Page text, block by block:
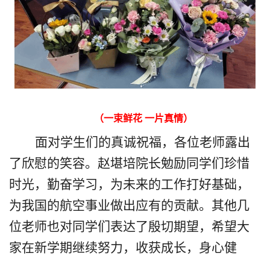
（一束鲜花 一片真情）
面对学生们的真诚祝福， 各位老师露出
了欣慰的笑容。赵堪培院长勉励同学们珍惜
时光， 勤奋学习 ， 为未来的工作打好基础，
为我国的航空事业做出应有的贡献。其他几
位老师也对同学们表达了殷切期望，希望大
家在新学期继续努力，收获成长， 身心健